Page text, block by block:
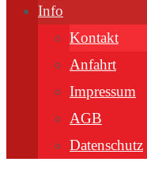
Info
Kontakt
Anfahrt
Impressum
AGB
Datenschutz